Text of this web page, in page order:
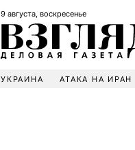
9 августа, воскресенье
УКРАИНА АТАКА НА ИРАН